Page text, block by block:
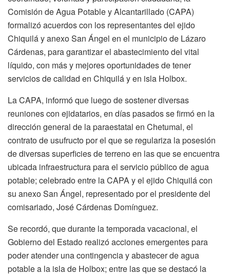
Comisión de Agua Potable y Alcantarillado (CAPA)
formalizó acuerdos con los representantes del ejido
Chiquilá y anexo San Ángel en el municipio de Lázaro
Cárdenas, para garantizar el abastecimiento del vital
líquido, con más y mejores oportunidades de tener
servicios de calidad en Chiquilá y en isla Holbox.
La CAPA, informó que luego de sostener diversas
reuniones con ejidatarios, en días pasados se firmó en la
dirección general de la paraestatal en Chetumal, el
contrato de usufructo por el que se regulariza la posesión
de diversas superficies de terreno en las que se encuentra
ubicada infraestructura para el servicio público de agua
potable; celebrado entre la CAPA y el ejido Chiquilá con
su anexo San Ángel, representado por el presidente del
comisariado, José Cárdenas Domínguez.
Se recordó, que durante la temporada vacacional, el
Gobierno del Estado realizó acciones emergentes para
poder atender una contingencia y abastecer de agua
potable a la isla de Holbox; entre las que se destacó la